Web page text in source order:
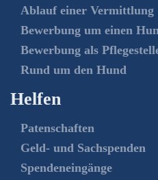
Ablauf einer Vermittlung
Bewerbung um einen
Bewerbung als
Rund um den Hund
Helfen
Patenschaften
Geld- und Sachspenden
Spendeneingänge